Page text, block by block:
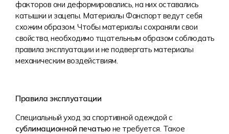
факторов они деформировались, на них оставались
катышки и зацепы. Материалы Фанспорт ведут себя
схожим образом. Чтобы материалы сохраняли свои
свойства, необходимо тщательным образом соблюдать
правила эксплуатации и не подвергать материалы
механическим воздействиям.
Правила эксплуатации
Специальный уход за спортивной одеждой с
сублимационной печатью не требуется. Такое